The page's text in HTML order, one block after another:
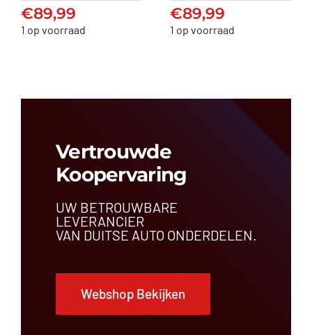
€89,99
€89,99
1 op voorraad
€89,99
€89,99
1 op voorraad
Vertrouwde
Koopervaring
UW BETROUWBARE
LEVERANCIER
VAN DUITSE AUTO ONDERDELEN.
Webshop Bekijken